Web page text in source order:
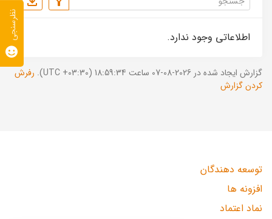
اطلاعاتی وجود ندارد.
گزارش ایجاد شده در 2026-08-07 ساعت 18:59:34 (UTC +03:30).
رفرش
کردن گزارش
توسعه دهندگان
افزونه ها
نماد اعتماد
نظرسنجی